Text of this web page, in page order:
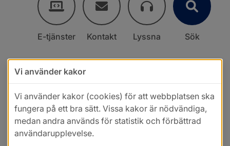
E-tjänster Kontakt Lyssna Sök
Vi använder kakor
Vi använder kakor (cookies) för att webbplatsen ska
fungera på ett bra sätt. Vissa kakor är nödvändiga,
medan andra används för statistik och förbättrad
användarupplevelse.